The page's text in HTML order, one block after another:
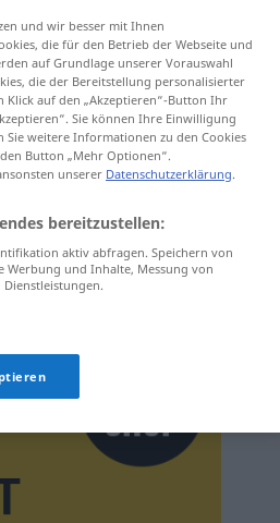
und wir besser mit Ihnen
die für den Betrieb der Webseite und
auf Grundlage unserer Vorauswahl
die der Bereitstellung personalisierter
auf den „Akzeptieren“-Button Ihr
Sie können Ihre Einwilligung
weitere Informationen zu den Cookies
Button „Mehr Optionen“.
unserer Datenschutzerklärung.
bereitzustellen:
aktiv abfragen. Speichern von
und Inhalte, Messung von